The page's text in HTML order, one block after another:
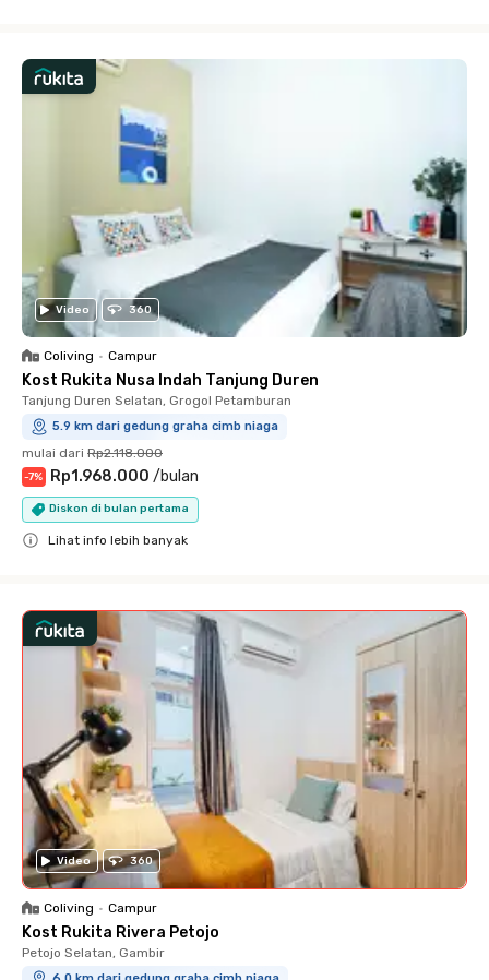
Video 360
Coliving • Campur
Kost Rukita Nusa Indah Tanjung Duren
Tanjung Duren Selatan, Grogol Petamburan
5.9 km dari gedung graha cimb niaga
mulai dari Rp2.118.000
-7% Rp1.968.000 /bulan
Diskon di bulan pertama
Lihat info lebih banyak
Video 360
Coliving • Campur
Kost Rukita Rivera Petojo
Petojo Selatan, Gambir